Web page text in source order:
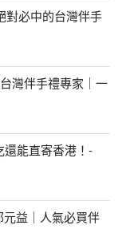
對必中的台灣伴手
灣伴手禮專家｜一
還能直寄香港！-
益｜人氣必買伴